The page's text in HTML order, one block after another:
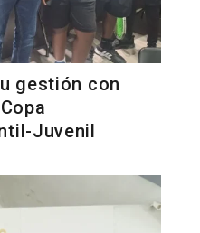
gestión con
Juvenil